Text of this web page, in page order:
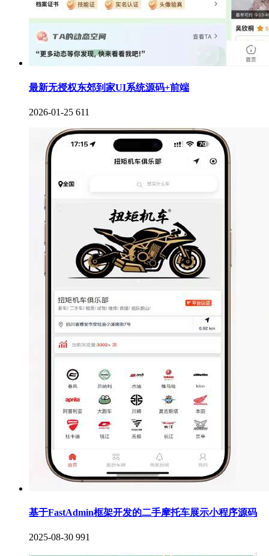
最新无授权东郊到家UI系统源码+前端
2026-01-25 611
基于FastAdmin框架开发的二手摩托车展示小程序源码
2025-08-30 991